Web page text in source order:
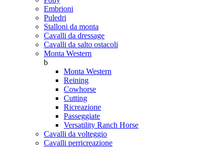
Embrioni
Puledri
Stalloni da monta
Cavalli da dressage
Cavalli da salto ostacoli
Monta Western
b
Monta Western
Reining
Cowhorse
Cutting
Ricreazione
Passeggiate
Versatility Ranch Horse
Cavalli da volteggio
Cavalli perricreazione